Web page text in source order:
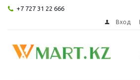
+7 727 31 22 666
Вход